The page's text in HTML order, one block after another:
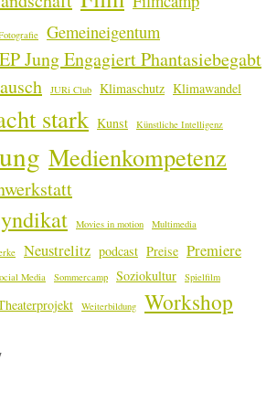
Gemeineigentum
Jung Engagiert Phantasiebegabt
JURi Club Klimaschutz Klimawandel
stark Kunst Künstliche Intelligenz
Medienkompetenz
Movies in motion Multimedia
Neustrelitz podcast Preise Premiere
Media Sommercamp Soziokultur Spielfilm
Weiterbildung Workshop